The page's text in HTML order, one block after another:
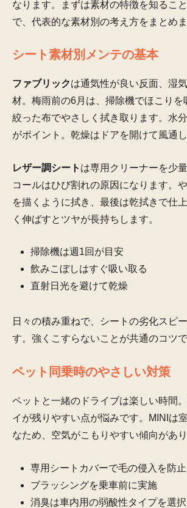
なります。まずは素材の特徴を知るこ
で、代表的な素材別の考え方をまとめま
シート素材別メンテの基本
ファブリックは通気性が良い反面、湿
材。梅雨前の6月は、掃除機でほこりを
絞った布でやさしく拭き取ります。水
がポイント。乾燥はドアを開けて風通
レザー調シート は専用クリーナーを少
コールはひび割れの原因になります。
を描くように拭き、最後は乾拭きで仕
く伸ばすとツヤが長持ちします。
掃除機は週1回が目安
飲みこぼしはすぐ吸い取る
直射日光を避けて乾燥
日々の積み重ねで、シートの劣化スピ
す。強くこすらないことが共通のコツで
ペット同乗時のやさしい対策
ペットと一緒のドライブは楽しい時間
イが残りやすい点が悩みです。MINIは
なため、空気がこもりやすい傾向があり
専用シートカバーで毛の侵入を防止
ブラッシングを乗車前に実施
消臭は車内用の弱酸性タイプを選択